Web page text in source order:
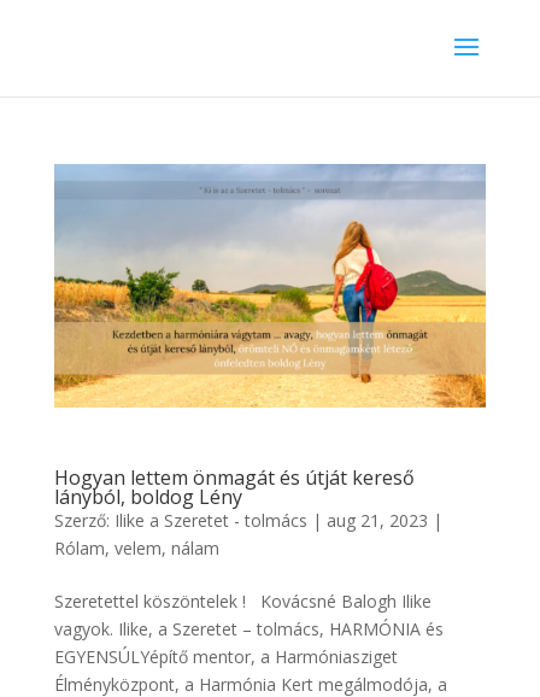
Hogyan lettem önmagát és útját kereső
lányból, boldog Lény
Szerző: Ilike a Szeretet - tolmács | aug 21, 2023 |
Rólam, velem, nálam
Szeretettel köszöntelek ! Kovácsné Balogh Ilike
vagyok. Ilike, a Szeretet – tolmács, HARMÓNIA és
EGYENSÚLYépítő mentor, a Harmóniasziget
Élményközpont, a Harmónia Kert megálmodója, a